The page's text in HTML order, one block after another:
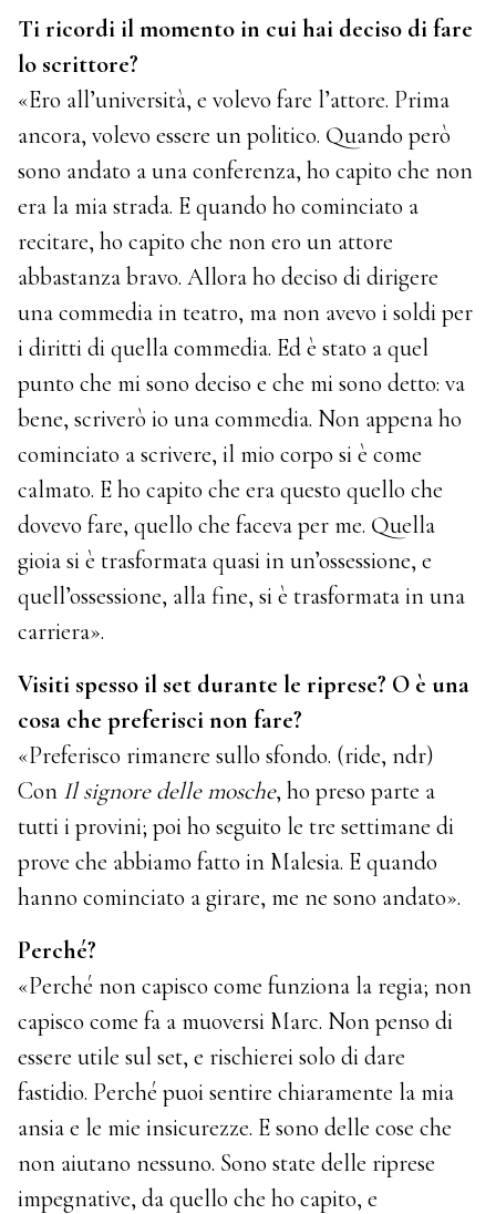
Ti ricordi il momento in cui hai deciso di fare
lo scrittore?
«Ero all’università, e volevo fare l’attore. Prima
ancora, volevo essere un politico. Quando però
sono andato a una conferenza, ho capito che non
era la mia strada. E quando ho cominciato a
recitare, ho capito che non ero un attore
abbastanza bravo. Allora ho deciso di dirigere
una commedia in teatro, ma non avevo i soldi per
i diritti di quella commedia. Ed è stato a quel
punto che mi sono deciso e che mi sono detto: va
bene, scriverò io una commedia. Non appena ho
cominciato a scrivere, il mio corpo si è come
calmato. E ho capito che era questo quello che
dovevo fare, quello che faceva per me. Quella
gioia si è trasformata quasi in un’ossessione, e
quell’ossessione, alla fine, si è trasformata in una
carriera».
Visiti spesso il set durante le riprese? O è una
cosa che preferisci non fare?
«Preferisco rimanere sullo sfondo. (ride, ndr)
Con Il signore delle mosche, ho preso parte a
tutti i provini; poi ho seguito le tre settimane di
prove che abbiamo fatto in Malesia. E quando
hanno cominciato a girare, me ne sono andato».
Perché?
«Perché non capisco come funziona la regia; non
capisco come fa a muoversi Marc. Non penso di
essere utile sul set, e rischierei solo di dare
fastidio. Perché puoi sentire chiaramente la mia
ansia e le mie insicurezze. E sono delle cose che
non aiutano nessuno. Sono state delle riprese
impegnative, da quello che ho capito, e